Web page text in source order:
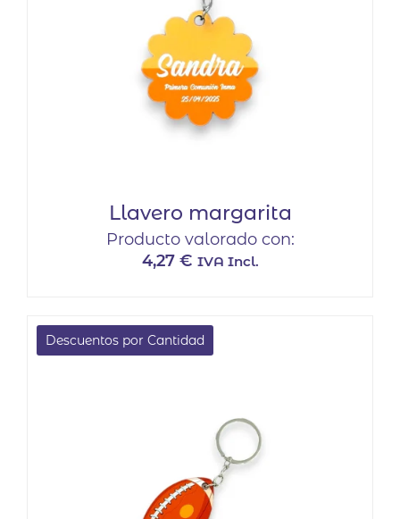
Llavero margarita
Producto valorado con:
4,27 € IVA Incl.
Descuentos por Cantidad